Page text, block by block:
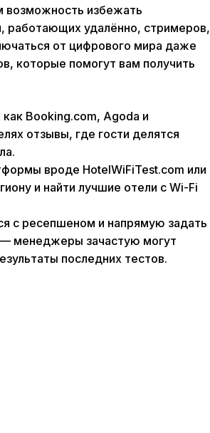
возможность избежать
работающих удалённо, стримеров,
от цифрового мира даже
которые помогут вам получить
Booking.com, Agoda и
отзывы, где гости делятся
вроде HotelWiFiTest.com или
и найти лучшие отели с Wi-Fi
с ресепшеном и напрямую задать
— менеджеры зачастую могут
последних тестов.